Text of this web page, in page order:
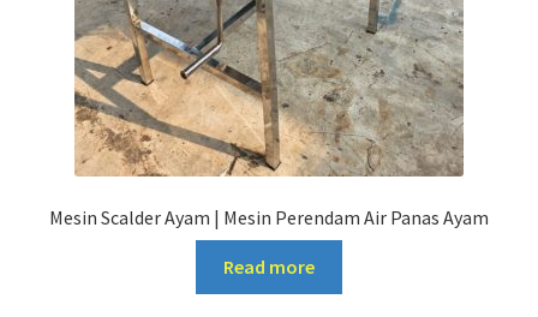
Mesin Scalder Ayam | Mesin Perendam Air Panas Ayam
Read more